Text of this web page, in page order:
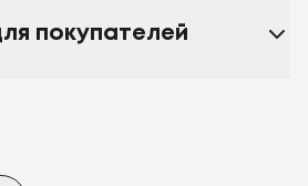
покупателей